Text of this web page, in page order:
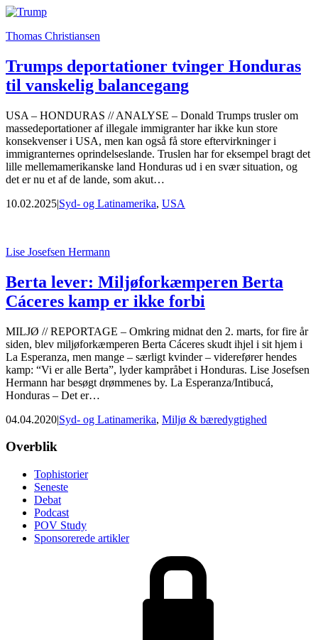
Thomas Christiansen
Trumps deportationer tvinger Honduras
til vanskelig balancegang
USA – HONDURAS // ANALYSE – Donald Trumps trusler om
massedeportationer af illegale immigranter har ikke kun store
konsekvenser i USA, men kan også få store eftervirkninger i
immigranternes oprindelseslande. Truslen har for eksempel bragt det
lille mellemamerikanske land Honduras ud i en svær situation, og
det er nu et af de lande, som akut…
10.02.2025|Syd- og Latinamerika, USA
Lise Josefsen Hermann
Berta lever: Miljøforkæmperen Berta
Cáceres kamp er ikke forbi
MILJØ // REPORTAGE – Omkring midnat den 2. marts, for fire år
siden, blev miljøforkæmperen Berta Cáceres skudt ihjel i sit hjem i
La Esperanza, men mange – særligt kvinder – viderefører hendes
kamp: “Vi er alle Berta”, lyder kampråbet i Honduras. Lise Josefsen
Hermann har besøgt drømmenes by. La Esperanza/Intibucá,
Honduras – Det er…
04.04.2020|Syd- og Latinamerika, Miljø & bæredygtighed
Footer
Overblik
Tophistorier
Seneste
Debat
Podcast
POV Study
Sponsorerede artikler